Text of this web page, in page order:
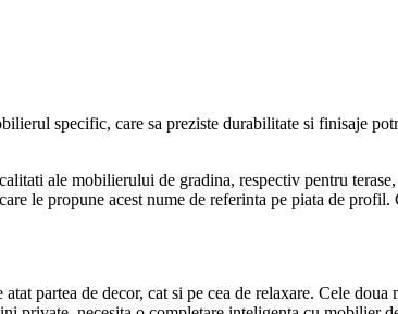
specific, care sa preziste durabilitate si finisaje
ale mobilierului de gradina, respectiv pentru
le propune acest nume de referinta pe piata de profil.
partea de decor, cat si pe cea de relaxare. Cele